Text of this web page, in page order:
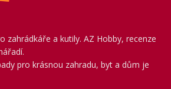
zahrádkáře a kutily. AZ Hobby, recenze
pro krásnou zahradu, byt a dům je